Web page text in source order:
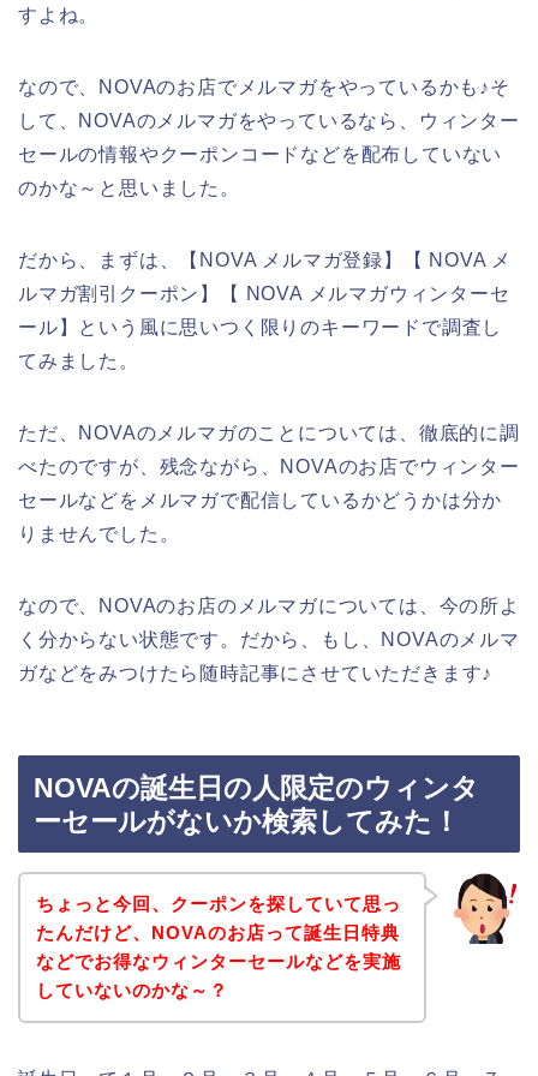
すよね。
なので、NOVAのお店でメルマガをやっているかも♪そ
して、NOVAのメルマガをやっているなら、ウィンター
セールの情報やクーポンコードなどを配布していない
のかな～と思いました。
だから、まずは、【NOVA メルマガ登録】【 NOVA メ
ルマガ割引クーポン】【 NOVA メルマガウィンターセ
ール】という風に思いつく限りのキーワードで調査し
てみました。
ただ、NOVAのメルマガのことについては、徹底的に調
べたのですが、残念ながら、NOVAのお店でウィンター
セールなどをメルマガで配信しているかどうかは分か
りませんでした。
なので、NOVAのお店のメルマガについては、今の所よ
く分からない状態です。だから、もし、NOVAのメルマ
ガなどをみつけたら随時記事にさせていただきます♪
NOVAの誕生日の人限定のウィンタ
ーセールがないか検索してみた！
ちょっと今回、クーポンを探していて思っ
たんだけど、NOVAのお店って誕生日特典
などでお得なウィンターセールなどを実施
していないのかな～？